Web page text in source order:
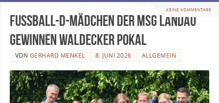
KEINE KOMMENTARE
Fußball-D-Mädchen der MSG Landau
gewinnen Waldecker Pokal
VON GERHARD MENKEL 8. JUNI 2026 ALLGEMEIN